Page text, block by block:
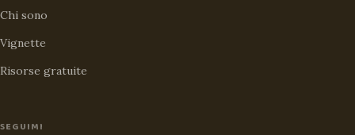
Chi sono
Vignette
Risorse gratuite
SEGUIMI